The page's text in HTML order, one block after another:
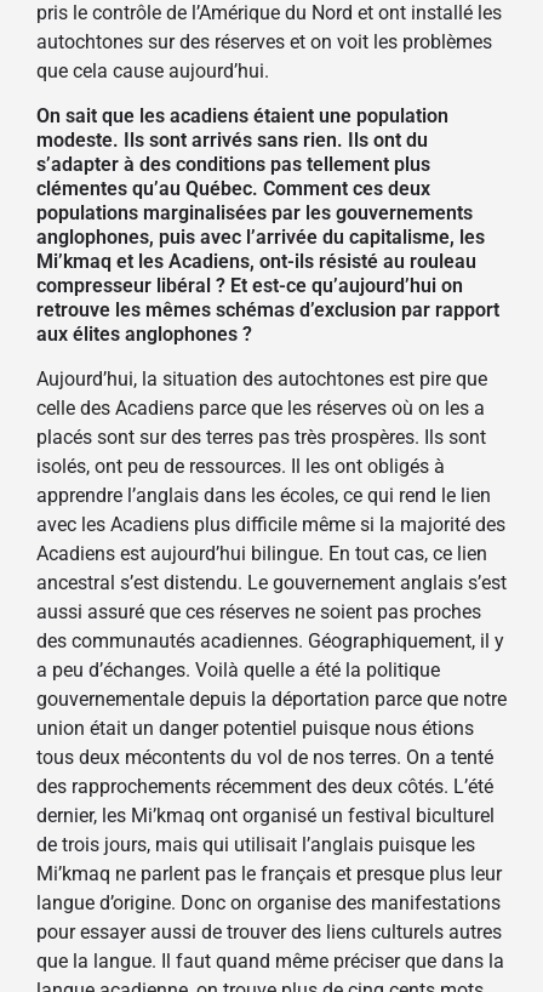
pris le contrôle de l’Amérique du Nord et ont installé les
autochtones sur des réserves et on voit les problèmes
que cela cause aujourd’hui.
On sait que les acadiens étaient une population
modeste. Ils sont arrivés sans rien. Ils ont du
s’adapter à des conditions pas tellement plus
clémentes qu’au Québec. Comment ces deux
populations marginalisées par les gouvernements
anglophones, puis avec l’arrivée du capitalisme, les
Mi’kmaq et les Acadiens, ont-ils résisté au rouleau
compresseur libéral ? Et est-ce qu’aujourd’hui on
retrouve les mêmes schémas d’exclusion par rapport
aux élites anglophones ?
Aujourd’hui, la situation des autochtones est pire que
celle des Acadiens parce que les réserves où on les a
placés sont sur des terres pas très prospères. Ils sont
isolés, ont peu de ressources. Il les ont obligés à
apprendre l’anglais dans les écoles, ce qui rend le lien
avec les Acadiens plus difficile même si la majorité des
Acadiens est aujourd’hui bilingue. En tout cas, ce lien
ancestral s’est distendu. Le gouvernement anglais s’est
aussi assuré que ces réserves ne soient pas proches
des communautés acadiennes. Géographiquement, il y
a peu d’échanges. Voilà quelle a été la politique
gouvernementale depuis la déportation parce que notre
union était un danger potentiel puisque nous étions
tous deux mécontents du vol de nos terres. On a tenté
des rapprochements récemment des deux côtés. L’été
dernier, les Mi’kmaq ont organisé un festival biculturel
de trois jours, mais qui utilisait l’anglais puisque les
Mi’kmaq ne parlent pas le français et presque plus leur
langue d’origine. Donc on organise des manifestations
pour essayer aussi de trouver des liens culturels autres
que la langue. Il faut quand même préciser que dans la